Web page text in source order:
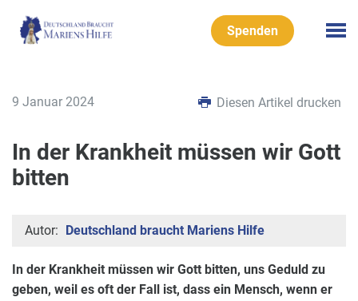
Spenden
9 Januar 2024 Diesen Artikel drucken
In der Krankheit müssen wir Gott
bitten
Autor: Deutschland braucht Mariens Hilfe
In der Krankheit müssen wir Gott bitten, uns Geduld zu
geben, weil es oft der Fall ist, dass ein Mensch, wenn er